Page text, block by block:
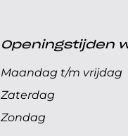
Openingstijden
Maandag t/m vrijdag
Zaterdag
Zondag